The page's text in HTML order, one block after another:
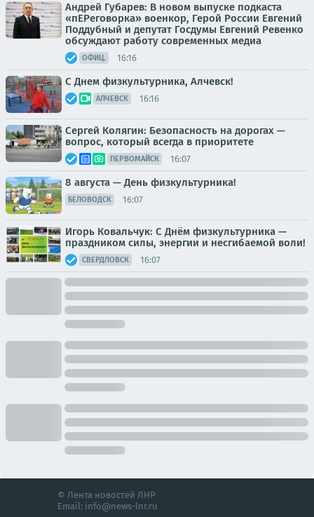
Андрей Губарев: В новом выпуске подкаста
«пЕРеговорка» военкор, Герой России Евгений
Поддубный и депутат Госдумы Евгений Ревенко
обсуждают работу современных медиа
ОФИЦ. 16:16
С Днем физкультурника, Алчевск!
АЛЧЕВСК 16:16
Сергей Колягин: Безопасность на дорогах —
вопрос, который всегда в приоритете
ПЕРВОМАЙСК 16:07
8 августа — День физкультурника!
БЕЛОВОДСК 16:07
Игорь Ковальчук: С Днём физкультурника —
праздником силы, энергии и несгибаемой воли!
СВЕРДЛОВСК 16:07
© Лента новостей ЛНР
Email: info@news-lnr.ru